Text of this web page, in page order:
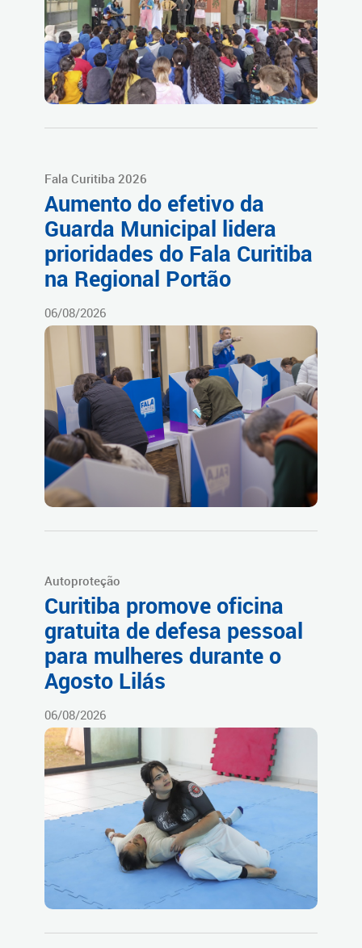
Fala Curitiba 2026
Aumento do efetivo da
Guarda Municipal lidera
prioridades do Fala Curitiba
na Regional Portão
06/08/2026
Autoproteção
Curitiba promove oficina
gratuita de defesa pessoal
para mulheres durante o
Agosto Lilás
06/08/2026